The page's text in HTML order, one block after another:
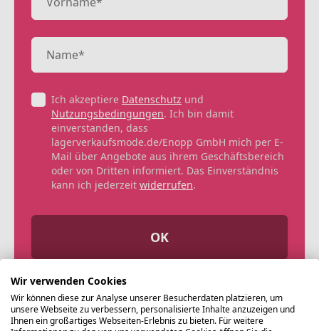
Ich akzeptiere Datenschutz und
Nutzungsbedingungen. Ich bin damit
einverstanden, dass
lagerverkaufsmode.de/Enopp GmbH mich per E-
Mail über Angebote aus ihrem Geschäftsbereich
oder von Dritten informiert. Das Einverständnis
kann ich jederzeit widerrufen.
OK
Wir verwenden Cookies
Wir können diese zur Analyse unserer Besucherdaten platzieren, um
unsere Webseite zu verbessern, personalisierte Inhalte anzuzeigen und
Ihnen ein großartiges Webseiten-Erlebnis zu bieten. Für weitere